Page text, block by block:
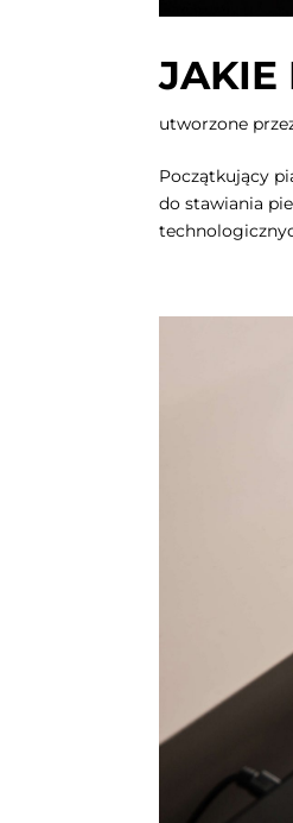
JAKIE
utworzone
Początkujący
do stawiania